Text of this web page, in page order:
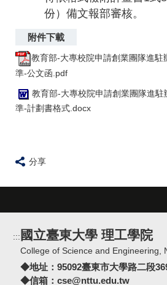
份）備文報部審核。
教育部-大專校院申請創業團隊進駐
準-公文函.pdf
教育部-大專校院申請創業團隊進
準-計劃書格式.docx
分享
::: 國立臺東大學 理工學院
College of Science and Engineering,
◆地址： 95092臺東市大學路二段
◆信箱： cse@nttu.edu.tw